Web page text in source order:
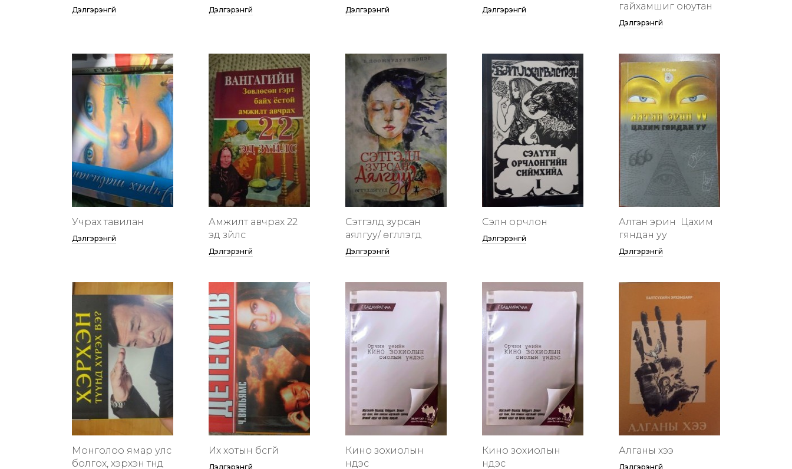
Дэлгэрэнгүй Дэлгэрэнгүй Дэлгэрэнгүй Дэлгэрэнгүй
гайхамшиг оюутан
Дэлгэрэнгүй
Учрах тавилан
Дэлгэрэнгүй
Амжилт авчрах 22
эд зүйлс
Дэлгэрэнгүй
Сэтгэлд зурсан
аялгуу/ өгүүллэгүүд
Дэлгэрэнгүй
Сэлүүн орчлон
Дэлгэрэнгүй
Алтан эрин үү Цахим
гяндан уу
Дэлгэрэнгүй
Монголоо ямар улс
болгох, хэрхэн түүнд
Их хотын бүсгүй
Дэлгэрэнгүй
Кино зохиолын
үндэс
Кино зохиолын
үндэс
Алганы хээ
Дэлгэрэнгүй